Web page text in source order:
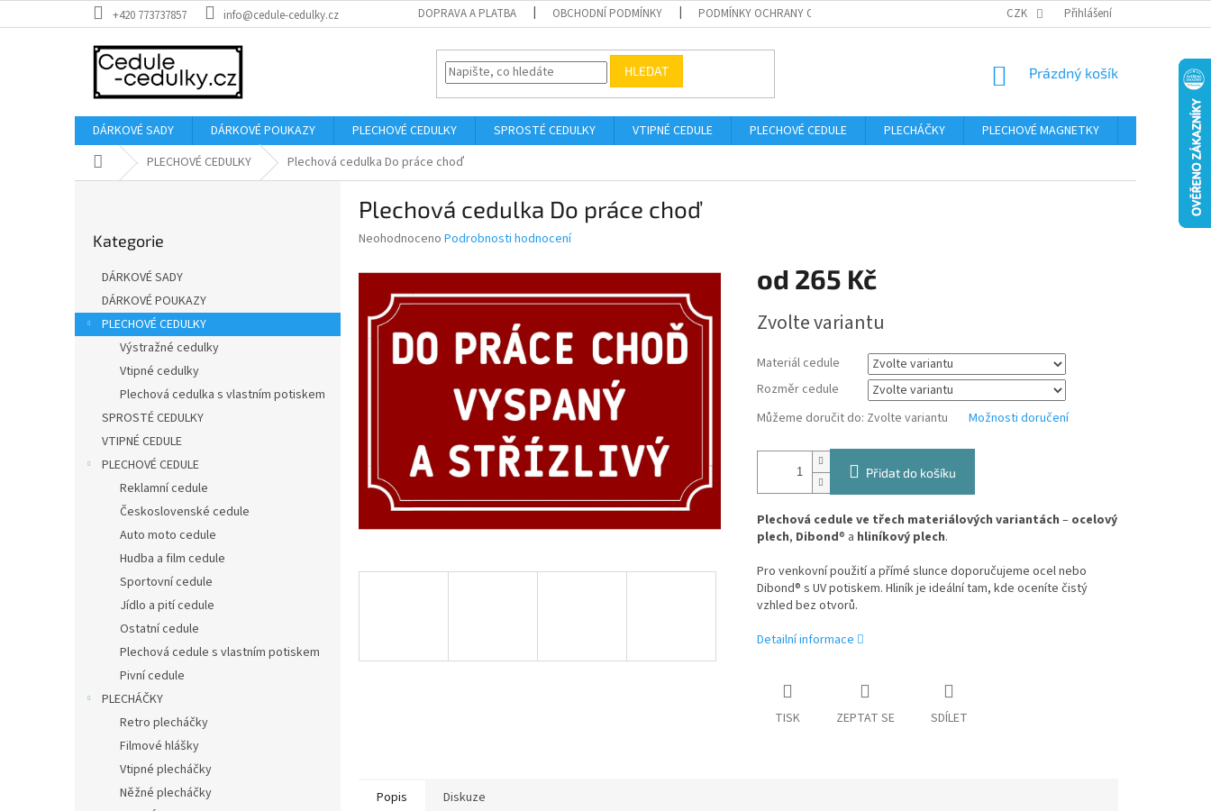
na
+420 773737857 info@cedule-cedulky.cz DOPRAVA A PLATBA OBCHODNÍ PODMÍNKY PODMÍNKY OCHRANY OSOBNÍCH ÚDAJŮ CZK Přihlášení
HLEDAT
NÁKUPNÍ
Prázdný košík
DÁRKOVÉ SADY DÁRKOVÉ POUKAZY PLECHOVÉ CEDULKY SPROSTÉ CEDULKY VTIPNÉ CEDULE PLECHOVÉ CEDULE PLECHÁČKY PLECHOVÉ MAGNETKY
ČÍSLA
Domů PLECHOVÉ CEDULKY Plechová cedulka Do práce choď
n
kategorie
Kategorie
DÁRKOVÉ SADY
DÁRKOVÉ POUKAZY
PLECHOVÉ CEDULKY
Výstražné cedulky
Vtipné cedulky
Plechová cedulka s vlastním potiskem
SPROSTÉ CEDULKY
VTIPNÉ CEDULE
PLECHOVÉ CEDULE
Reklamní cedule
Československé cedule
Auto moto cedule
Hudba a film cedule
Sportovní cedule
Jídlo a pití cedule
Ostatní cedule
Plechová cedule s vlastním potiskem
Pivní cedule
PLECHÁČKY
Retro plecháčky
Filmové hlášky
Vtipné plecháčky
Něžné plecháčky
Plechová cedulka Do práce choď
Průměrné
produktu
hvězdiček.
Neohodnoceno Podrobnosti hodnocení
od 265 Kč
cena:
Zvolte variantu
Materiál cedule
Rozměr cedule
Můžeme doručit do: Zvolte variantu Možnosti doručení
Přidat do košíku
Plechová cedule ve třech materiálových variantách – ocelový
plech, Dibond® a hliníkový plech.
Pro venkovní použití a přímé slunce doporučujeme ocel nebo
Dibond® s UV potiskem. Hliník je ideální tam, kde oceníte čistý
vzhled bez otvorů.
Detailní informace
TISK ZEPTAT SE SDÍLET
Popis Diskuze